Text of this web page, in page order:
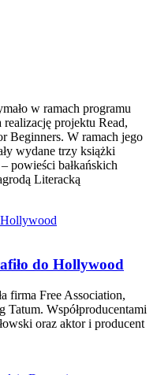
w ramach programu
projektu Read,
Beginners. W ramach jego
wydane trzy książki
powieści bałkańskich
Literacką
do Hollywood
firma Free Association,
Tatum. Współproducentami
oraz aktor i producent